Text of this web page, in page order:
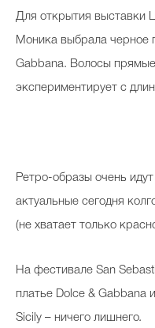
Для открытия выставки
Моника выбрала черное
Gabbana. Волосы
экспериментирует с
Ретро-образы очень
актуальные сегодня
(не хватает только
На фестивале San
платье Dolce & Gabbana
Sicily – ничего лишнего.